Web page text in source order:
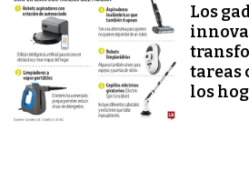
Los
tareas
los